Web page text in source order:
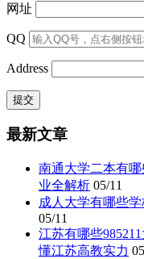
网址
QQ
Address
最新文章
南通大学二本有
业全解析 05/11
成人大学有哪些
05/11
江苏有哪些
懂江苏高教实力